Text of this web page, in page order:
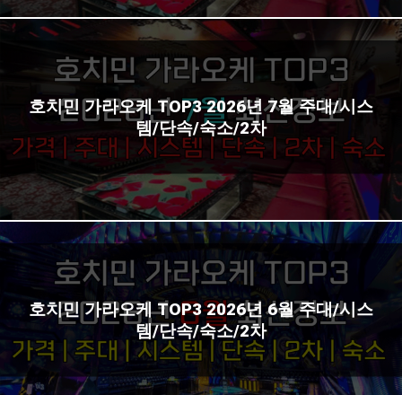
호치민 가라오케 TOP3 2026년 7월 주대/시스
템/단속/숙소/2차
호치민 가라오케 TOP3 2026년 6월 주대/시스
템/단속/숙소/2차